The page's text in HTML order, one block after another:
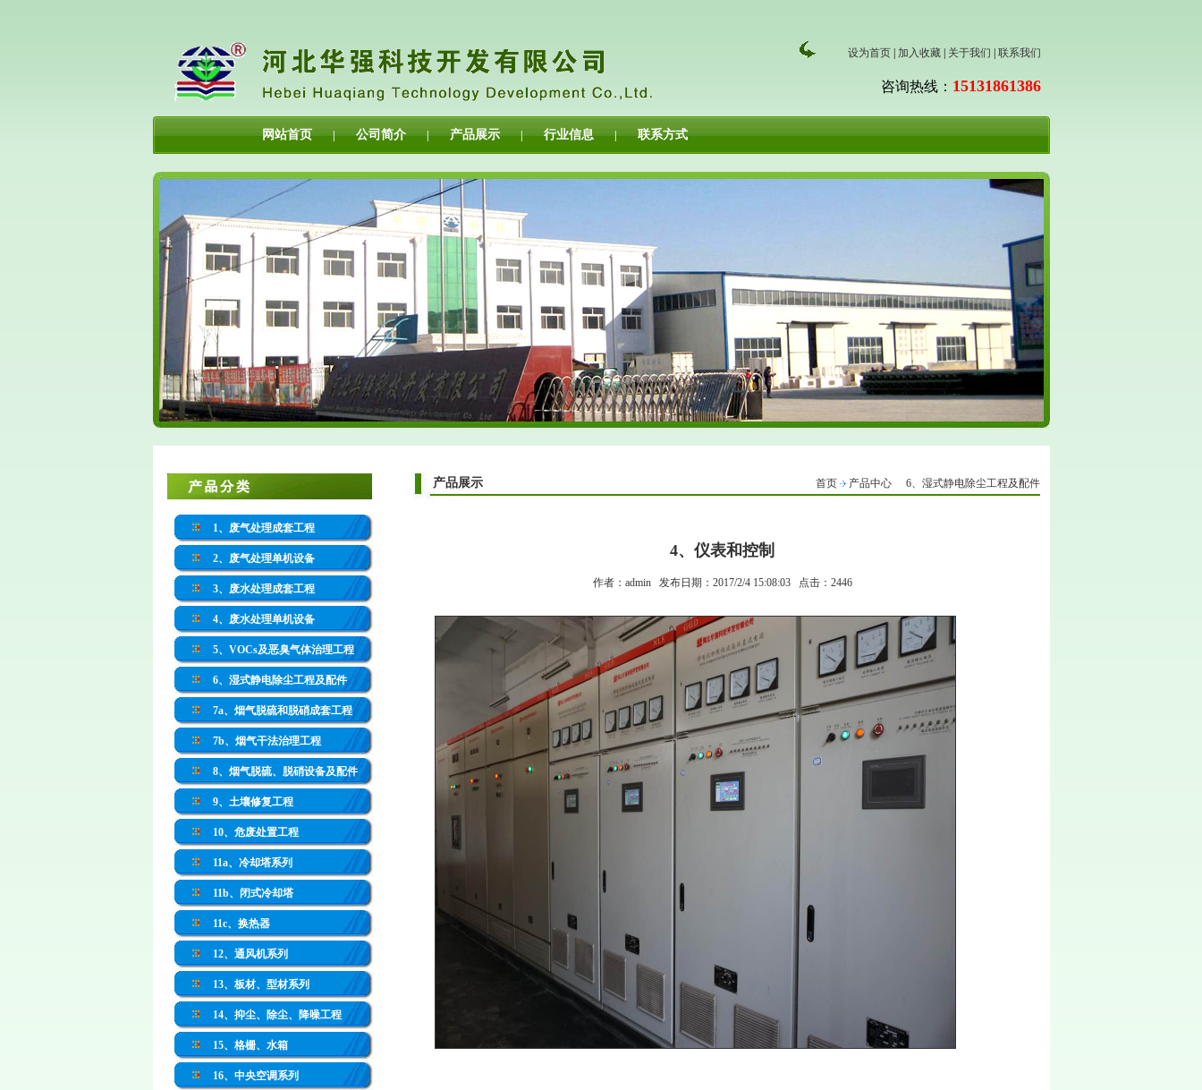
设为首页| 加入收藏| 关于我们 联系我们
咨询热线： 15131861386
网站首页 | 公司简介 | 产品展示 | 行业信息 | 联系方式
1、废气处理成套工程
2、废气处理单机设备
3、废水处理成套工程
4、废水处理单机设备
5、VOCs及恶臭气体治理工程
6、湿式静电除尘工程及配件
7a、烟气脱硫和脱硝成套工程
7b、烟气干法治理工程
8、烟气脱硫、脱硝设备及配件
9、土壤修复工程
10、危废处置工程
11a、冷却塔系列
11b、闭式冷却塔
11c、换热器
12、通风机系列
13、板材、型材系列
14、抑尘、除尘、降噪工程
15、格栅、水箱
16、中央空调系列
产品展示 首页 产品中心 6、湿式静电除尘工程及配件
4、仪表和控制
作者：admin 发布日期：2017/2/4 15:08:03 点击：2446